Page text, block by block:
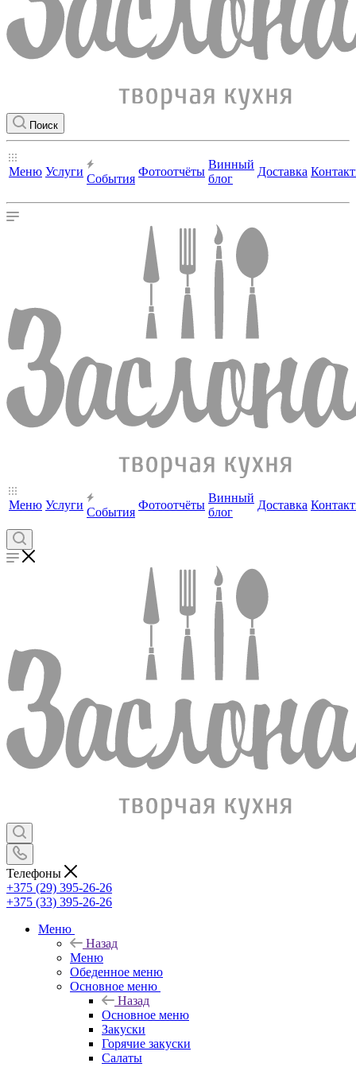
Поиск
Меню Услуги
События
Фотоотчёты
Винный
блог
Доставка
Меню Услуги
События
Фотоотчёты
Винный
блог
Доставка
Телефоны
+375 (29) 395-26-26
+375 (33) 395-26-26
Меню
Назад
Меню
Обеденное меню
Основное меню
Назад
Основное меню
Закуски
Горячие закуски
Салаты